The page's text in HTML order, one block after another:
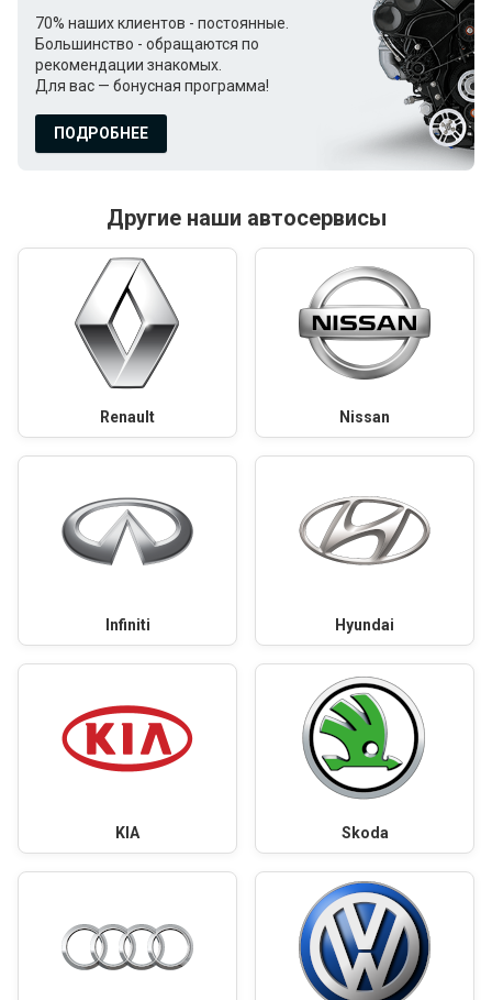
70% наших клиентов - постоянные.
Большинство - обращаются по
рекомендации знакомых.
Для вас — бонусная программа!
ПОДРОБНЕЕ
Другие наши автосервисы
Renault Nissan
Infiniti Hyundai
KIA Skoda